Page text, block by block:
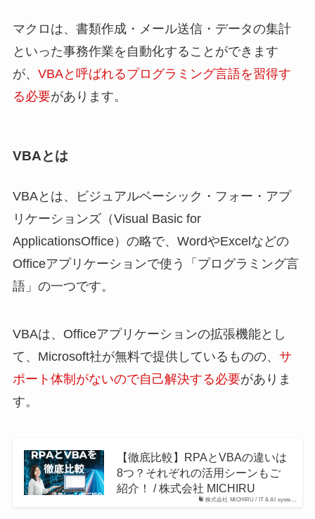
マクロは、書類作成・メール送信・データの集計
といった事務作業を自動化することができます
が、 VBAと呼ばれるプログラミング言語を習得す
る必要があります。
VBAとは
VBAとは、ビジュアルベーシック・フォー・アプ
リケーションズ（Visual Basic for
ApplicationsOffice）の略で、WordやExcelなどの
Officeアプリケーションで使う「プログラミング言
語」の一つです。
VBAは、Officeアプリケーションの拡張機能とし
て、Microsoft社が無料で提供しているものの、 サ
ポート体制がないので自己解決する必要がありま
す。
株式会社 MICHIRU / IT & AI syste…
【徹底比較】RPAとVBAの違いは
8つ？それぞれの活用シーンもご
紹介！ / 株式会社 MICHIRU